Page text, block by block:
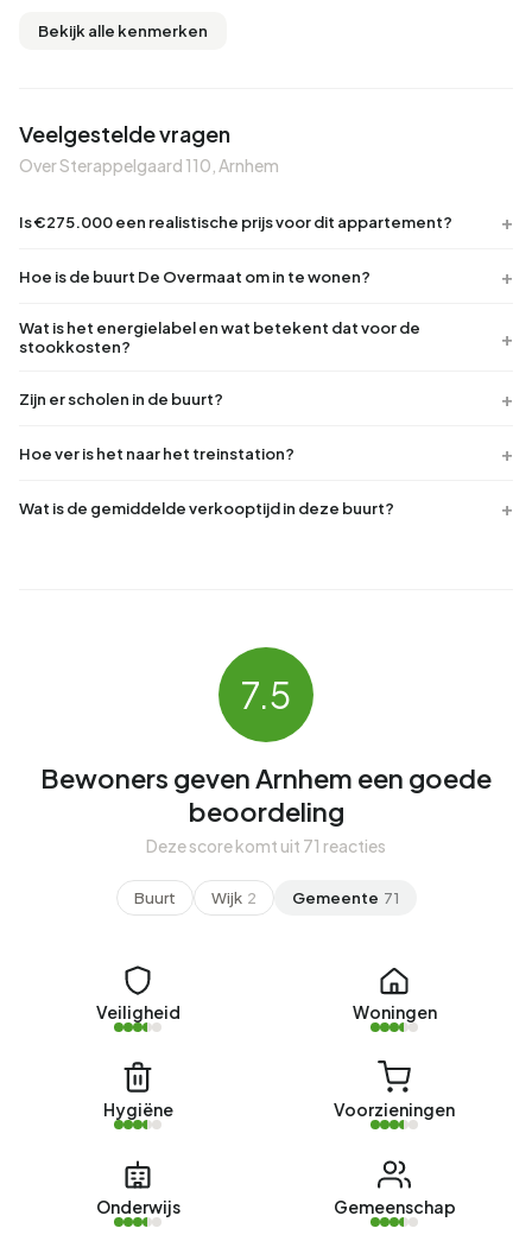
Bekijk alle kenmerken
Veelgestelde vragen
Over Sterappelgaard 110, Arnhem
Is €275.000 een realistische prijs voor dit appartement?
Hoe is de buurt De Overmaat om in te wonen?
Wat is het energielabel en wat betekent dat voor de
stookkosten?
Zijn er scholen in de buurt?
Hoe ver is het naar het treinstation?
Wat is de gemiddelde verkooptijd in deze buurt?
7.5
Bewoners geven Arnhem een goede
beoordeling
Deze score komt uit 71 reacties
Buurt Wijk 2 Gemeente 71
Veiligheid Woningen
Hygiëne Voorzieningen
Onderwijs Gemeenschap